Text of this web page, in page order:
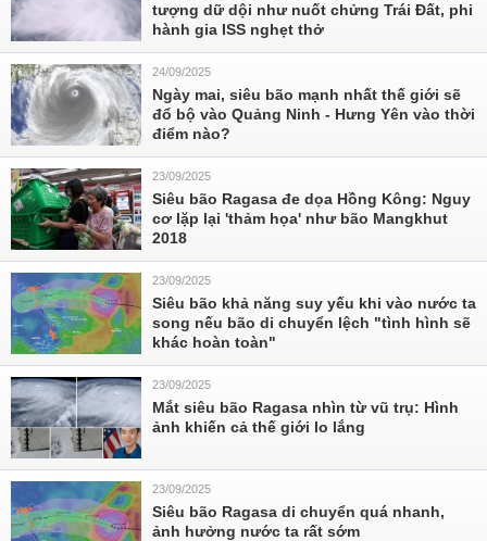
tượng dữ dội như nuốt chửng Trái Đất, phi
hành gia ISS nghẹt thở
24/09/2025
Ngày mai, siêu bão mạnh nhất thế giới sẽ
đổ bộ vào Quảng Ninh - Hưng Yên vào thời
điểm nào?
23/09/2025
Siêu bão Ragasa đe dọa Hồng Kông: Nguy
cơ lặp lại 'thảm họa' như bão Mangkhut
2018
23/09/2025
Siêu bão khả năng suy yếu khi vào nước ta
song nếu bão di chuyển lệch "tình hình sẽ
khác hoàn toàn"
23/09/2025
Mắt siêu bão Ragasa nhìn từ vũ trụ: Hình
ảnh khiến cả thế giới lo lắng
23/09/2025
Siêu bão Ragasa di chuyển quá nhanh,
ảnh hưởng nước ta rất sớm